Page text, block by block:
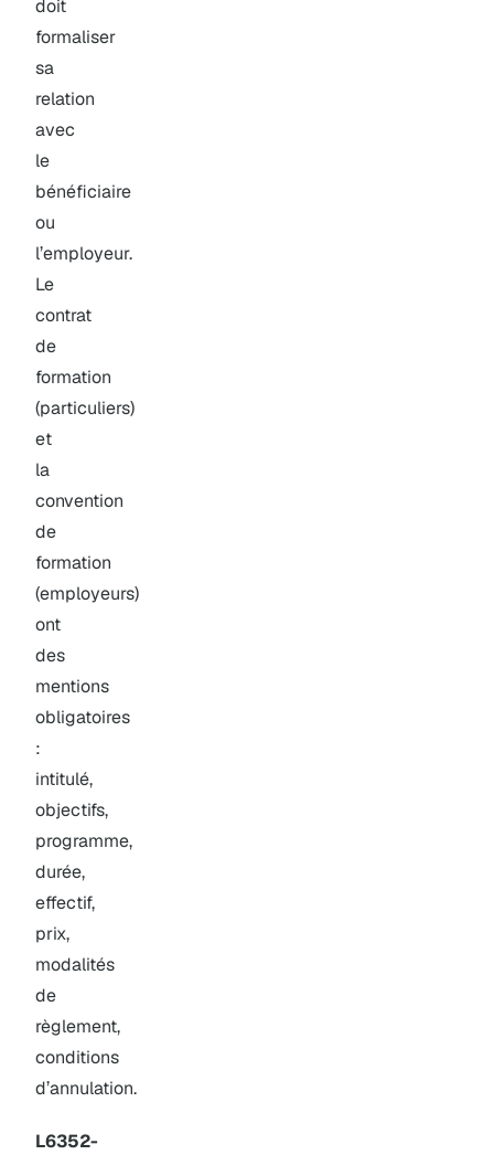
doit
formaliser
sa
relation
avec
le
bénéficiaire
ou
l’employeur.
Le
contrat
de
formation
(particuliers)
et
la
convention
de
formation
(employeurs)
ont
des
mentions
obligatoires
:
intitulé,
objectifs,
programme,
durée,
effectif,
prix,
modalités
de
règlement,
conditions
d’annulation.
L6352-